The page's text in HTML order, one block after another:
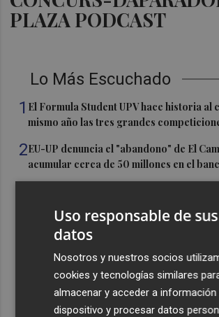
PLAZA PODCAST
Lo Más Escuchado
1 El Formula Student UPV hace historia al
mismo año las tres grandes
2EU-UP denuncia el "abandono" de El
acumular cerca de 50 millones en el
más que el año pasado
l'Olla de Altea y lamenta que causara 27
Reggaeton Millennial Fest cierra su
con miles de asistentes y 20 horas de
Uso responsable de sus
datos
Nosotros y nuestros socios
cookies y tecnologías similares
almacenar y acceder a información
dispositivo y procesar datos